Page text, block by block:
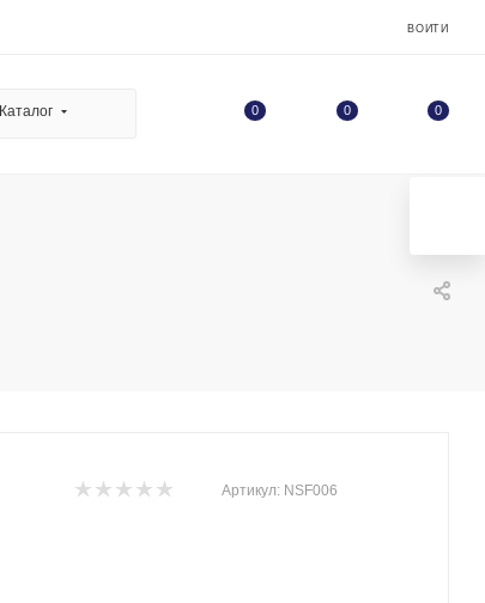
ВОЙТИ
Каталог 0 0 0
Артикул: NSF006